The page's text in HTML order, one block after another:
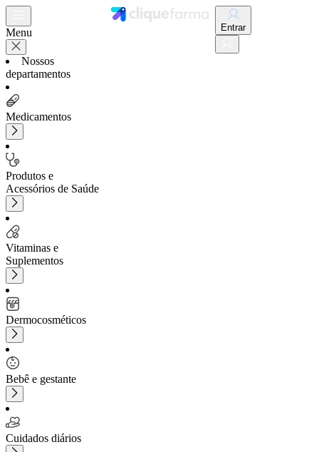
Menu
Nossos
departamentos
Medicamentos
Produtos e
Acessórios de Saúde
Vitaminas e
Suplementos
Dermocosméticos
Bebê e gestante
Cuidados diários
Entrar